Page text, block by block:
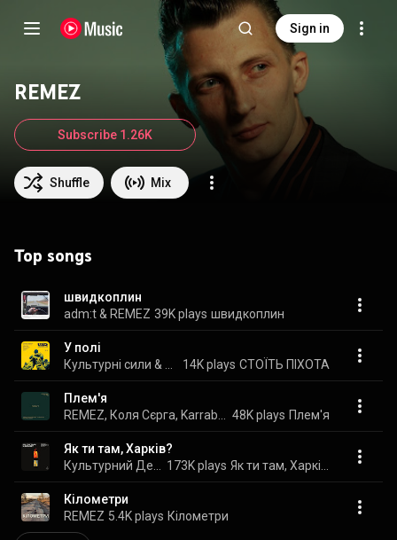
Sign in
REMEZ
Shuffle Mix
Subscribe 1.26K
Top songs
швидкоплин
adm:t & REMEZ 39K plays швидкоплин
У полі
14K plays СТОЇТЬ ПІХОТА
Плем'я
48K plays Плем'я
Як ти там, Харків?
173K plays
Кілометри
REMEZ 5.4K plays Кілометри